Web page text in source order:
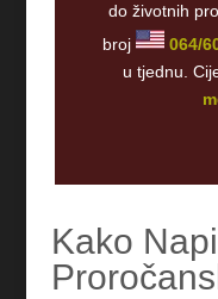
do životnih
broj
064/
u tjednu.
Kako